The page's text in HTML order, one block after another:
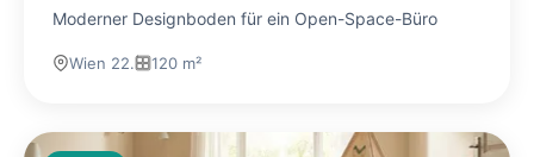
Moderner Designboden für ein Open-Space-Büro
Wien 22. 120 m²